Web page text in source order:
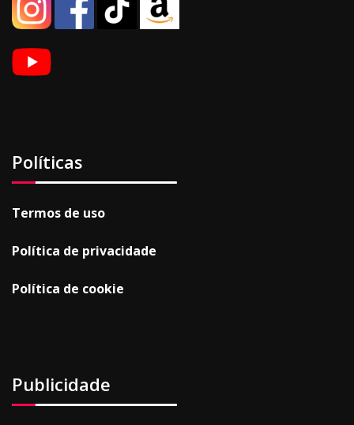
Políticas
Termos de uso
Política de privacidade
Política de cookie
Publicidade